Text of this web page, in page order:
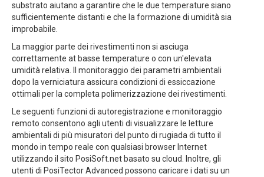
substrato aiutano a garantire che le due temperature siano
sufficientemente distanti e che la formazione di umidità sia
improbabile.
La maggior parte dei rivestimenti non si asciuga
correttamente at basse temperature o con un'elevata
umidità relativa. Il monitoraggio dei parametri ambientali
dopo la verniciatura assicura condizioni di essiccazione
ottimali per la completa polimerizzazione dei rivestimenti.
Le seguenti funzioni di autoregistrazione e monitoraggio
remoto consentono agli utenti di visualizzare le letture
ambientali di più misuratori del punto di rugiada di tutto il
mondo in tempo reale con qualsiasi browser Internet
utilizzando il sito PosiSoft.net basato su cloud. Inoltre, gli
utenti di PosiTector Advanced possono caricare i dati su un